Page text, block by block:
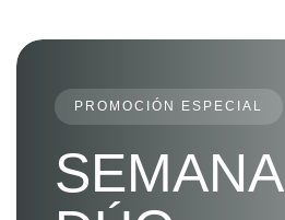
PROMOCIÓN ESPECIAL
SEMANA